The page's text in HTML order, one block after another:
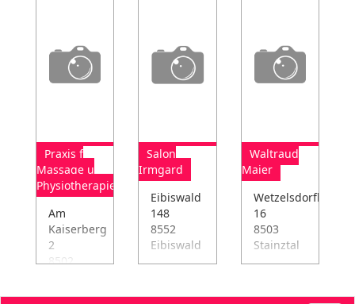
Praxis f
Massage u
Physiotherapie
Am
Kaiserberg
2
8502
Salon
Irmgard
Eibiswald
148
8552
Eibiswald
Waltraud
Maier
Wetzelsdorfberg
16
8503
Stainztal